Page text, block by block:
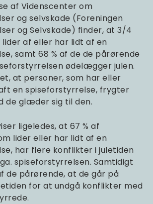
af Videnscenter om
og selvskade (Foreningen
og Selvskade) finder, at 3/4
lider af eller har lidt af en
samt 68 % af de de pårørende
ødelægger julen.
at personer, som har eller
en spiseforstyrrelse, frygter
de glæder sig til den.
ligeledes, at 67 % af
lider eller har lidt af en
har flere konflikter i juletiden
spiseforstyrrelsen. Samtidigt
de pårørende, at de går på
for at undgå konflikter med